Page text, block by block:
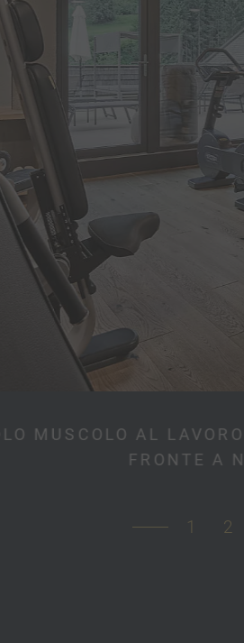
MUSCOLO AL
FRONTE A
1 2